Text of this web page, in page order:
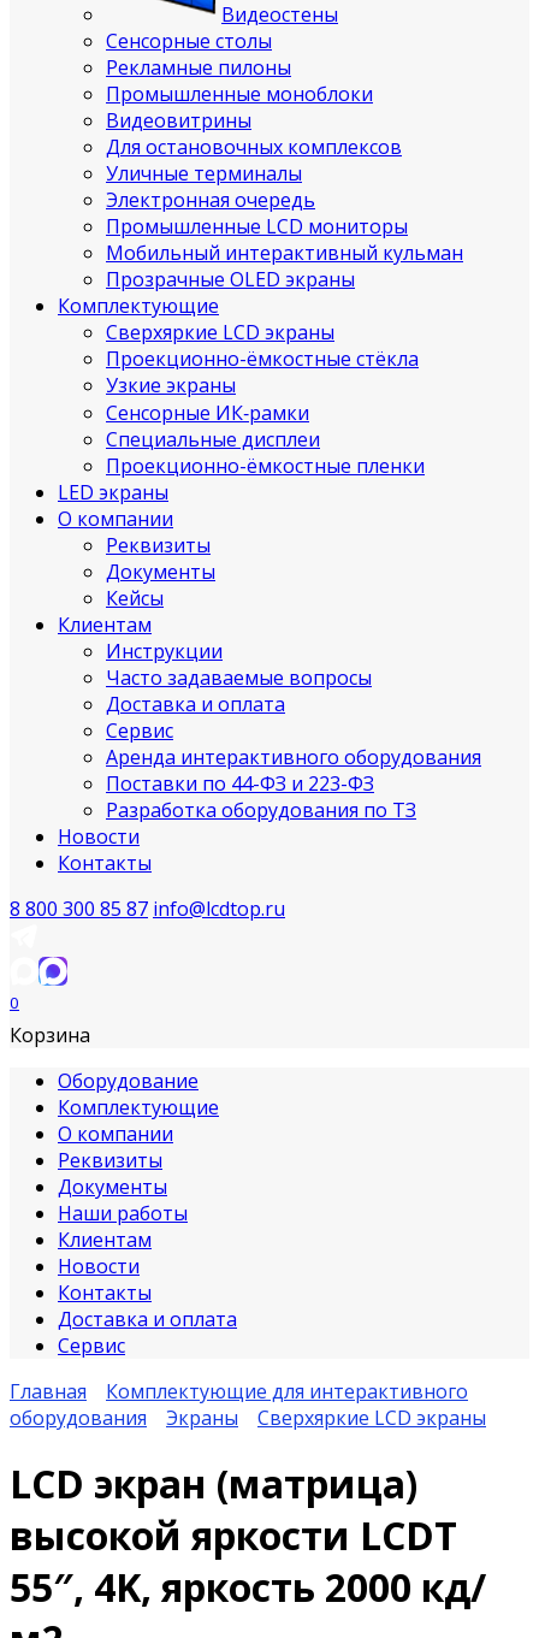
Видеостены
Сенсорные столы
Рекламные пилоны
Промышленные моноблоки
Видеовитрины
Для остановочных комплексов
Уличные терминалы
Электронная очередь
Промышленные LCD мониторы
Мобильный интерактивный кульман
Прозрачные OLED экраны
Комплектующие
Сверхяркие LCD экраны
Проекционно-ёмкостные стёкла
Узкие экраны
Сенсорные ИК‑рамки
Специальные дисплеи
Проекционно-ёмкостные пленки
LED экраны
О компании
Реквизиты
Документы
Кейсы
Клиентам
Инструкции
Часто задаваемые вопросы
Доставка и оплата
Сервис
Аренда интерактивного оборудования
Поставки по 44-ФЗ и 223-ФЗ
Разработка оборудования по ТЗ
Новости
Контакты
8 800 300 85 87 info@lcdtop.ru
0
Корзина
Оборудование
Комплектующие
О компании
Реквизиты
Документы
Наши работы
Клиентам
Новости
Контакты
Доставка и оплата
Сервис
Главная
Комплектующие для интерактивного
оборудования
Экраны Сверхяркие LCD экраны
LCD экран (матрица)
высокой яркости LCDT
55″, 4K, яркость 2000 кд/